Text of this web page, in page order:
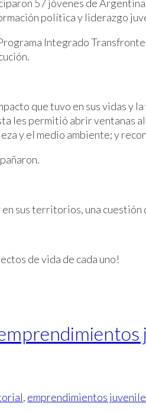
57 jóvenes de
política y liderazgo
Integrado
que tuvo en sus vidas y
les permitió abrir ventanas
y el medio ambiente; y
sus territorios, una cuestión
de vida de cada uno!
, emprendimientos